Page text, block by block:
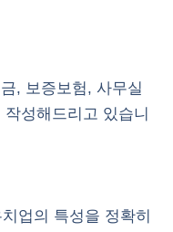
, 보증보험, 사무실
성해드리고 있습니
업의 특성을 정확히